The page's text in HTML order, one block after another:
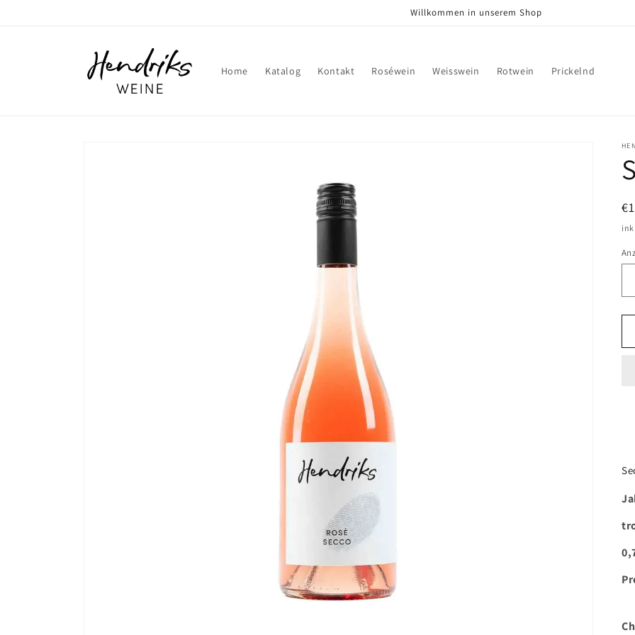
Willkommen in unserem Shop
Home Katalog Kontakt Roséwein Weisswein Rotwein Prickelnd